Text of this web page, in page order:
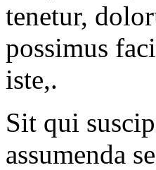
tenetur,
possimus
iste,.
Sit qui
assumenda